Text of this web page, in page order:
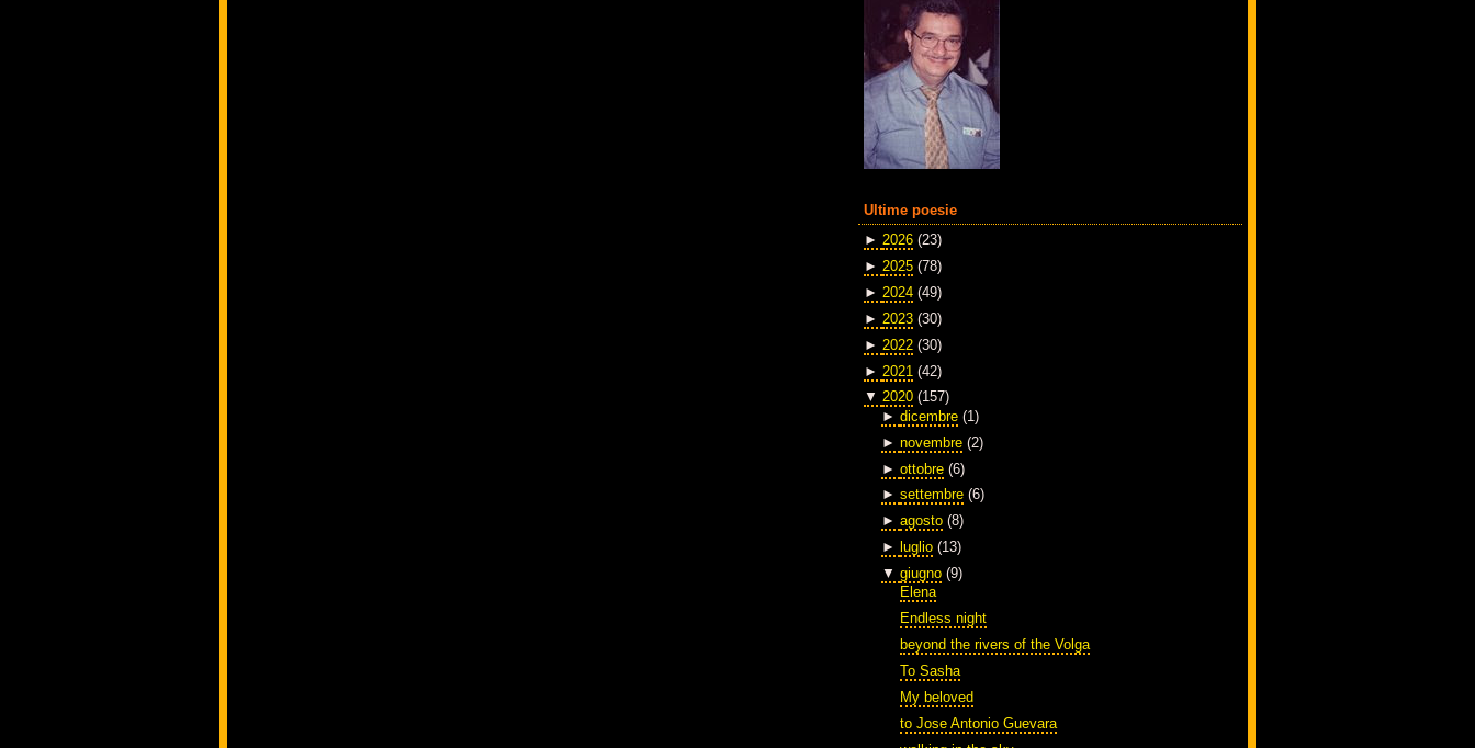
Ultime poesie
► 2026 (23)
► 2025 (78)
► 2024 (49)
► 2023 (30)
► 2022 (30)
► 2021 (42)
▼ 2020 (157)
► dicembre (1)
► novembre (2)
► ottobre (6)
► settembre (6)
► agosto (8)
►
luglio (13)
▼ giugno (9)
Elena
Endless night
beyond the rivers of the Volga
To Sasha
My beloved
to Jose Antonio Guevara